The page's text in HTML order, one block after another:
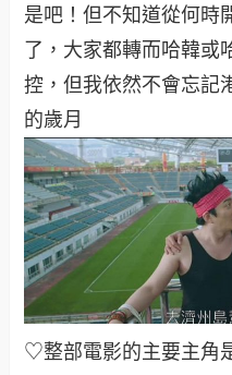
是吧！但不知道從何時
了，大家都轉而哈韓或
控，但我依然不會忘記
的歲月
♡整部電影的主要主角